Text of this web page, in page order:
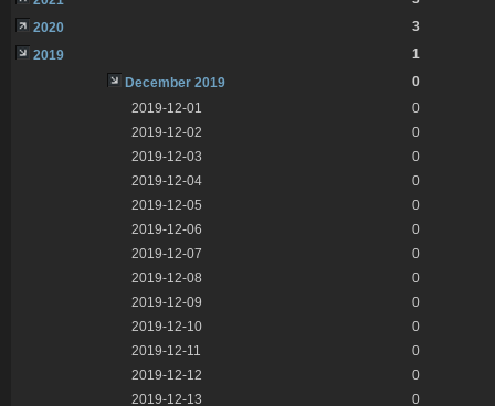
2020
3
2019
1
December 2019
0
2019-12-01
0
2019-12-02
0
2019-12-03
0
2019-12-04
0
2019-12-05
0
2019-12-06
0
2019-12-07
0
2019-12-08
0
2019-12-09
0
2019-12-10
0
2019-12-11
0
2019-12-12
0
2019-12-13
0